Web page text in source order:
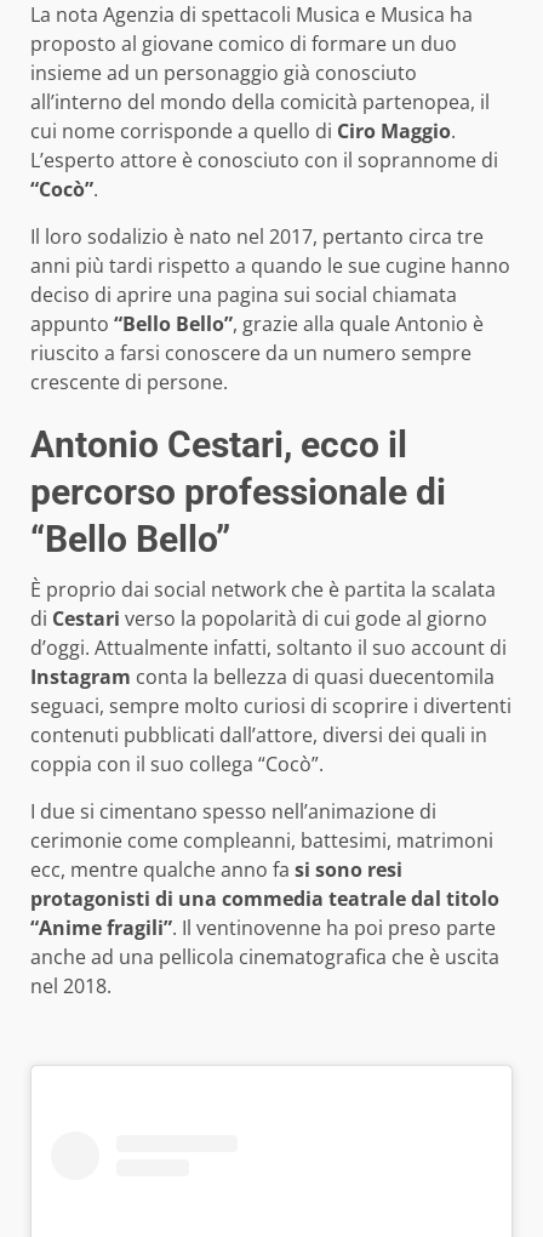
La nota Agenzia di spettacoli Musica e Musica ha
proposto al giovane comico di formare un duo
insieme ad un personaggio già conosciuto
all’interno del mondo della comicità partenopea, il
cui nome corrisponde a quello di Ciro Maggio.
L’esperto attore è conosciuto con il soprannome di
“Cocò”.
Il loro sodalizio è nato nel 2017, pertanto circa tre
anni più tardi rispetto a quando le sue cugine hanno
deciso di aprire una pagina sui social chiamata
appunto “Bello Bello”, grazie alla quale Antonio è
riuscito a farsi conoscere da un numero sempre
crescente di persone.
Antonio Cestari, ecco il
percorso professionale di
“Bello Bello”
È proprio dai social network che è partita la scalata
di Cestari verso la popolarità di cui gode al giorno
d’oggi. Attualmente infatti, soltanto il suo account di
Instagram conta la bellezza di quasi duecentomila
seguaci, sempre molto curiosi di scoprire i divertenti
contenuti pubblicati dall’attore, diversi dei quali in
coppia con il suo collega “Cocò”.
I due si cimentano spesso nell’animazione di
cerimonie come compleanni, battesimi, matrimoni
ecc, mentre qualche anno fa si sono resi
protagonisti di una commedia teatrale dal titolo
“Anime fragili”. Il ventinovenne ha poi preso parte
anche ad una pellicola cinematografica che è uscita
nel 2018.